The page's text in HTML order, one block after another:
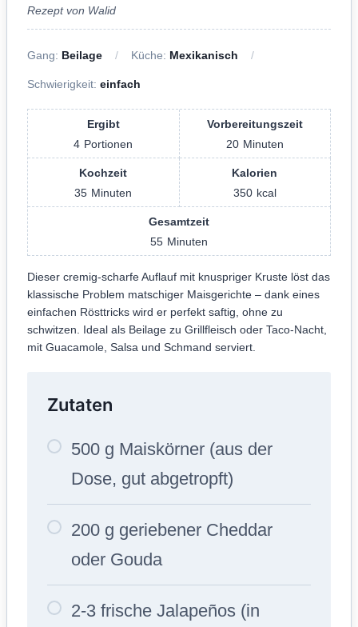
Rezept von Walid
Gang: Beilage Küche: Mexikanisch
Schwierigkeit: einfach
Ergibt
4 Portionen
Vorbereitungszeit
20 Minuten
Kochzeit
35 Minuten
Kalorien
350 kcal
Gesamtzeit
55 Minuten
Dieser cremig-scharfe Auflauf mit knuspriger Kruste löst das
klassische Problem matschiger Maisgerichte – dank eines
einfachen Rösttricks wird er perfekt saftig, ohne zu
schwitzen. Ideal als Beilage zu Grillfleisch oder Taco-Nacht,
mit Guacamole, Salsa und Schmand serviert.
Zutaten
500 g Maiskörner (aus der
Dose, gut abgetropft)
200 g geriebener Cheddar
oder Gouda
2-3 frische Jalapeños (in